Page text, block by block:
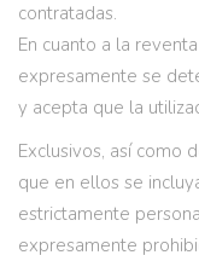
contratadas.
En cuanto a la
expresamente se
y acepta que la
Exclusivos, así como
que en ellos se
estrictamente
expresamente